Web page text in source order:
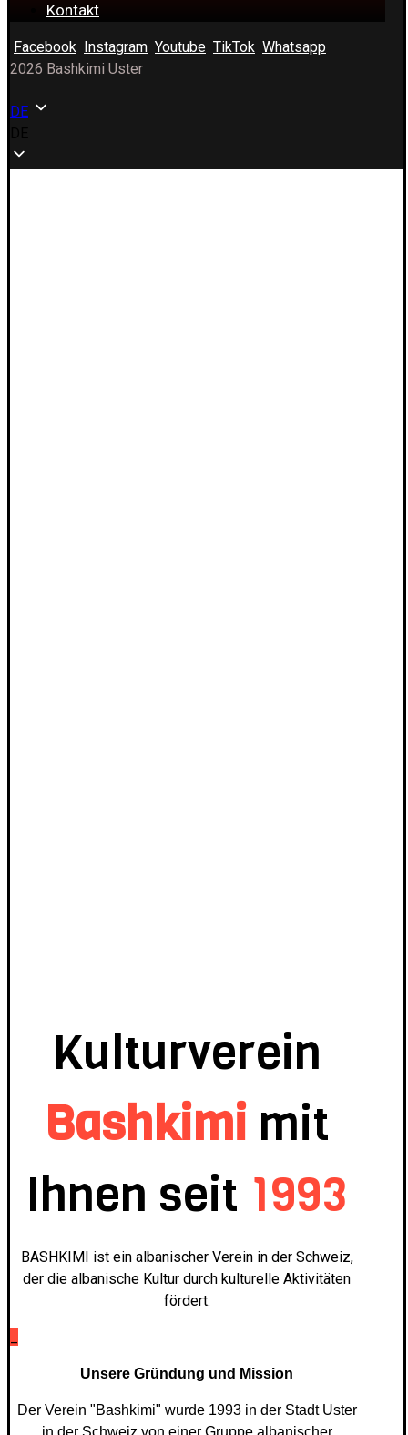
Kontakt
Facebook Instagram Youtube TikTok Whatsapp
2026 Bashkimi Uster
DE
Kulturverein
Bashkimi mit
Ihnen seit 1993
BASHKIMI ist ein albanischer Verein in der Schweiz,
der die albanische Kultur durch kulturelle Aktivitäten
fördert.
Unsere Gründung und Mission
Der Verein "Bashkimi" wurde 1993 in der Stadt Uster